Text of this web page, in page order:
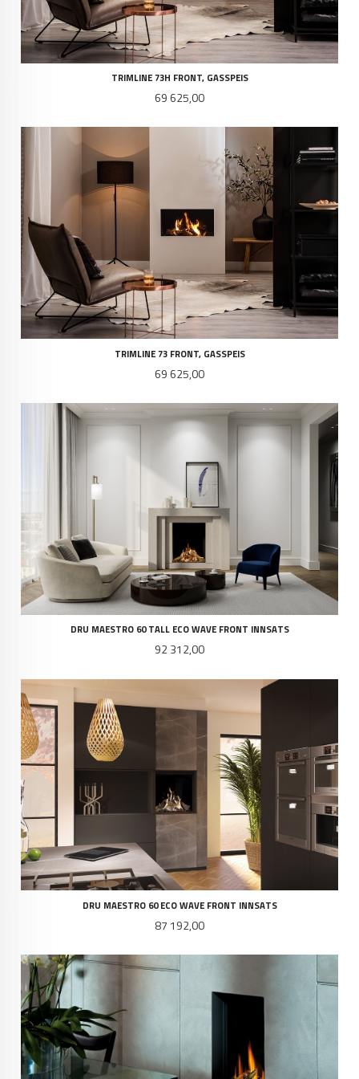
TRIMLINE 73H FRONT, GASSPEIS
Pris
69 625,00
TRIMLINE 73 FRONT, GASSPEIS
Pris
69 625,00
DRU MAESTRO 60 TALL ECO WAVE FRONT INNSATS
Pris
92 312,00
DRU MAESTRO 60 ECO WAVE FRONT INNSATS
Pris
87 192,00